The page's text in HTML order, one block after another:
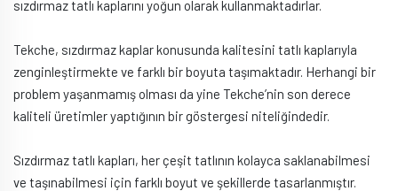
sızdırmaz tatlı kaplarını yoğun olarak kullanmaktadırlar.
Tekche, sızdırmaz kaplar konusunda kalitesini tatlı kaplarıyla
zenginleştirmekte ve farklı bir boyuta taşımaktadır. Herhangi bir
problem yaşanmamış olması da yine Tekche’nin son derece
kaliteli üretimler yaptığının bir göstergesi niteliğindedir.
Sızdırmaz tatlı kapları, her çeşit tatlının kolayca saklanabilmesi
ve taşınabilmesi için farklı boyut ve şekillerde tasarlanmıştır.